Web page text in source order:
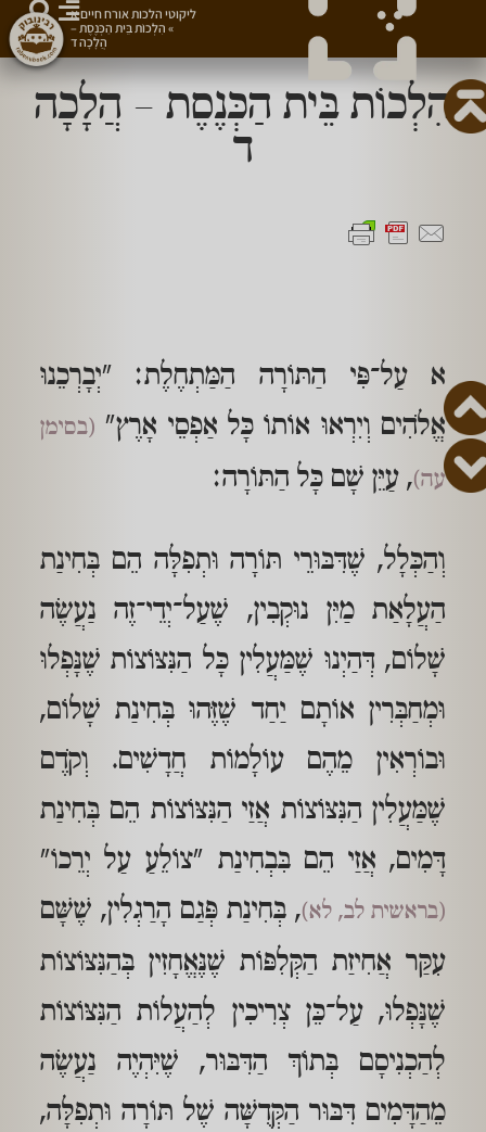
הִלְכוֹת בֵּית הַכְּנֶסֶת – הֲלָכָה
ד
א עַל־פִּי הַתּוֹרָה הַמַּתְחֶלֶת: "יְבָרְכֵנוּ
אֱלֹהִים וְיִרְאוּ אוֹתוֹ כָּל אַפְסֵי אָרֶץ" (בסימן
עה), עַיֵּן שָׁם כָּל הַתּוֹרָה:
וְהַכְּלָל, שֶׁדִּבּוּרֵי תּוֹרָה וּתְפִלָּה הֵם בְּחִינַת
הַעֲלָאַת מַיִּן נוּקְבִין, שֶׁעַל־יְדֵי־זֶה נַעֲשֶׂה
שָׁלוֹם, דְּהַיְנוּ שֶׁמַּעֲלִין כָּל הַנִּצּוֹצוֹת שֶׁנָּפְלוּ
וּמְחַבְּרִין אוֹתָם יַחַד שֶׁזֶּהוּ בְּחִינַת שָׁלוֹם,
וּבוֹרְאִין מֵהֶם עוֹלָמוֹת חֲדָשִׁים. וְקֹדֶם
שֶׁמַּעֲלִין הַנִּצּוֹצוֹת אֲזַי הַנִּצּוֹצוֹת הֵם בְּחִינַת
דָּמִים, אֲזַי הֵם בִּבְחִינַת "צוֹלֵעַ עַל יְרֵכוֹ"
(בראשית לב, לא), בְּחִינַת פְּגַם הָרַגְלִין, שֶׁשָּׁם
עִקַּר אֲחִיזַת הַקְּלִפּוֹת שֶׁנֶּאֱחָזִין בְּהַנִּצּוֹצוֹת
שֶׁנָּפְלוּ, עַל־כֵּן צְרִיכִין לְהַעֲלוֹת הַנִּצּוֹצוֹת
לְהַכְנִיסָם בְּתוֹךְ הַדִּבּוּר, שֶׁיִּהְיֶה נַעֲשֶׂה
מֵהַדָּמִים דִּבּוּר הַקְּדֻשָּׁה שֶׁל תּוֹרָה וּתְפִלָּה,
ליקוטי הלכות אורח חיים א
» הִלְכוֹת בֵּית הַכְּנֶסֶת –
הֲלָכָה ד